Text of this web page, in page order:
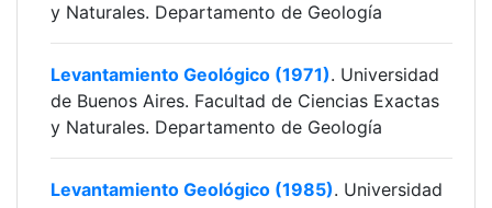
y Naturales. Departamento de Geología
Levantamiento Geológico (1971). Universidad
de Buenos Aires. Facultad de Ciencias Exactas
y Naturales. Departamento de Geología
Levantamiento Geológico (1985). Universidad